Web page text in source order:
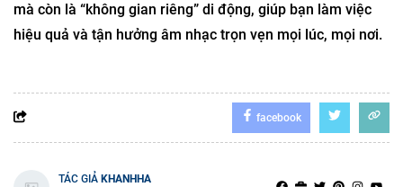
mà còn là “không gian riêng” di động, giúp bạn làm việc
hiệu quả và tận hưởng âm nhạc trọn vẹn mọi lúc, mọi nơi.
facebook
TÁC GIẢ KHANHHA